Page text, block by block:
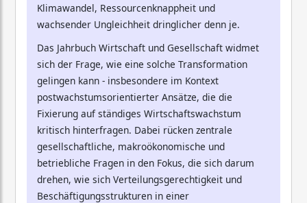
Klimawandel, Ressourcenknappheit und
wachsender Ungleichheit dringlicher denn je.
Das Jahrbuch Wirtschaft und Gesellschaft widmet
sich der Frage, wie eine solche Transformation
gelingen kann - insbesondere im Kontext
postwachstumsorientierter Ansätze, die die
Fixierung auf ständiges Wirtschaftswachstum
kritisch hinterfragen. Dabei rücken zentrale
gesellschaftliche, makroökonomische und
betriebliche Fragen in den Fokus, die sich darum
drehen, wie sich Verteilungsgerechtigkeit und
Beschäftigungsstrukturen in einer